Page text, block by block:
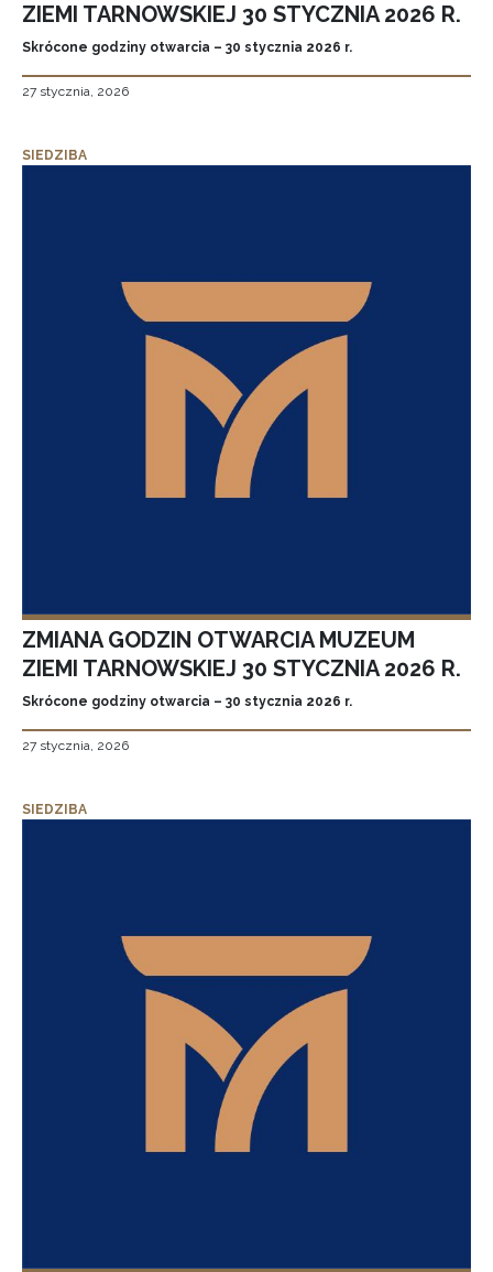
ZIEMI TARNOWSKIEJ 30 STYCZNIA 2026 R.
Skrócone godziny otwarcia – 30 stycznia 2026 r.
27 stycznia, 2026
SIEDZIBA
ZMIANA GODZIN OTWARCIA MUZEUM
ZIEMI TARNOWSKIEJ 30 STYCZNIA 2026 R.
Skrócone godziny otwarcia – 30 stycznia 2026 r.
27 stycznia, 2026
SIEDZIBA